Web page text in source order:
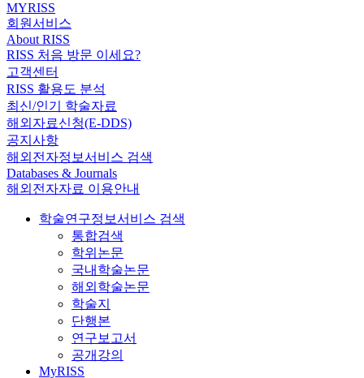
MYRISS
회원서비스
About RISS
RISS 처음 방문 이세요?
고객센터
RISS 활용도 분석
최신/인기 학술자료
해외자료신청(E-DDS)
공지사항
해외전자정보서비스 검색
Databases & Journals
해외전자자료 이용안내
학술연구정보서비스 검색
통합검색
학위논문
국내학술논문
해외학술논문
학술지
단행본
연구보고서
공개강의
MyRISS